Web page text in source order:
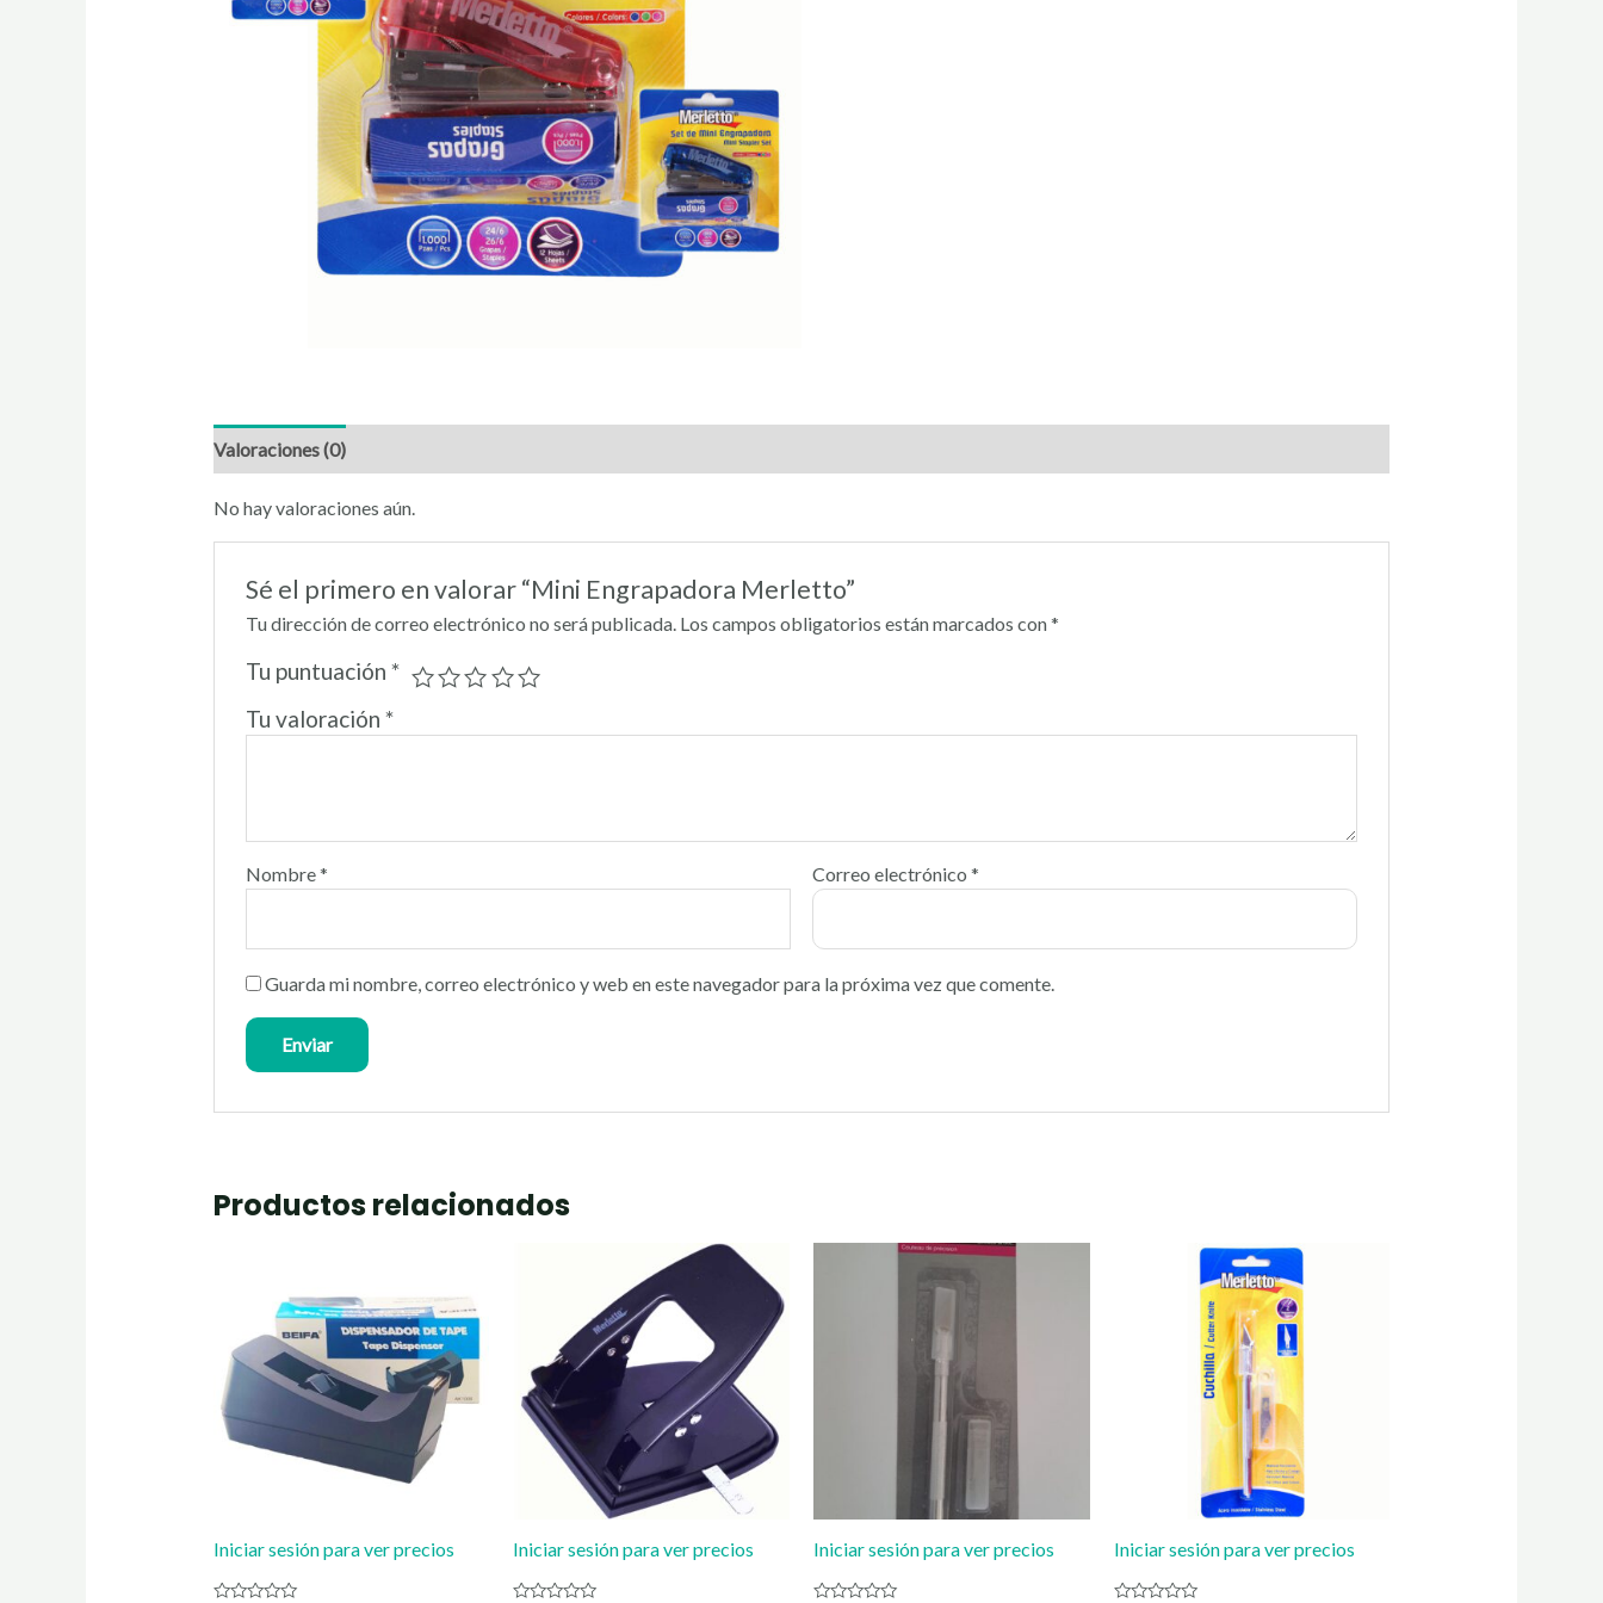
Valoraciones (0)
No hay valoraciones aún.
Sé el primero en valorar “Mini Engrapadora Merletto”
Tu dirección de correo electrónico no será publicada. Los campos obligatorios están marcados con*
Tu puntuación*
Tu valoración*
Nombre* Correo electrónico*
Guarda mi nombre, correo electrónico y web en este navegador para la próxima vez que comente.
Productos relacionados
Iniciar sesión para ver precios Iniciar sesión para ver precios Iniciar sesión para ver precios Iniciar sesión para ver precios